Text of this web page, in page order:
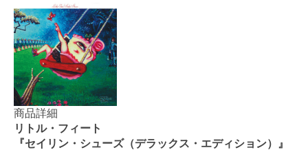
商品詳細
リトル・フィート
『セイリン・シューズ（デラックス・エディション）』